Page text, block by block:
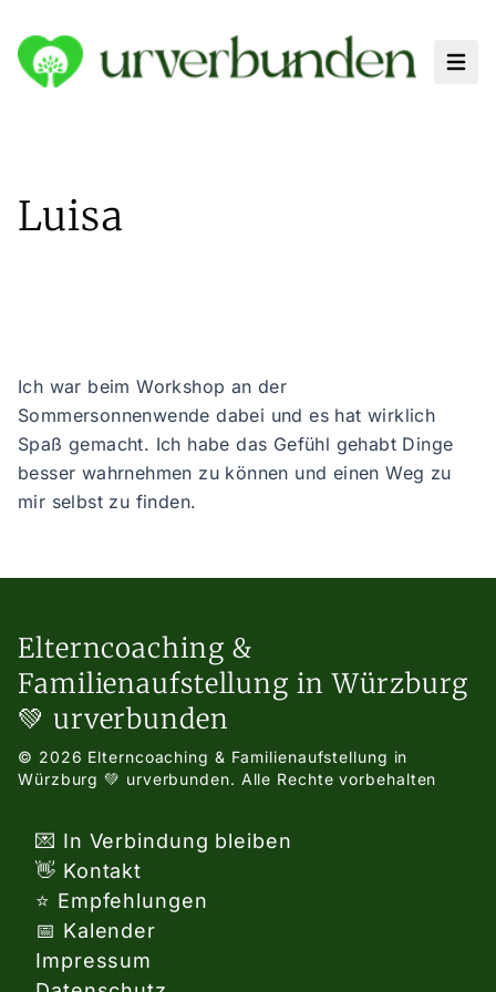
Luisa
Ich war beim Workshop an der
Sommersonnenwende dabei und es hat wirklich
Spaß gemacht. Ich habe das Gefühl gehabt Dinge
besser wahrnehmen zu können und einen Weg zu
mir selbst zu finden.
Elterncoaching &
Familienaufstellung in Würzburg
💚 urverbunden
© 2026 Elterncoaching & Familienaufstellung in
Würzburg 💚 urverbunden. Alle Rechte vorbehalten
💌 In Verbindung bleiben
👋 Kontakt
⭐ Empfehlungen
📅 Kalender
Impressum